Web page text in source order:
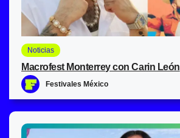
Noticias
Macrofest Monterrey con Carin León
Festivales México